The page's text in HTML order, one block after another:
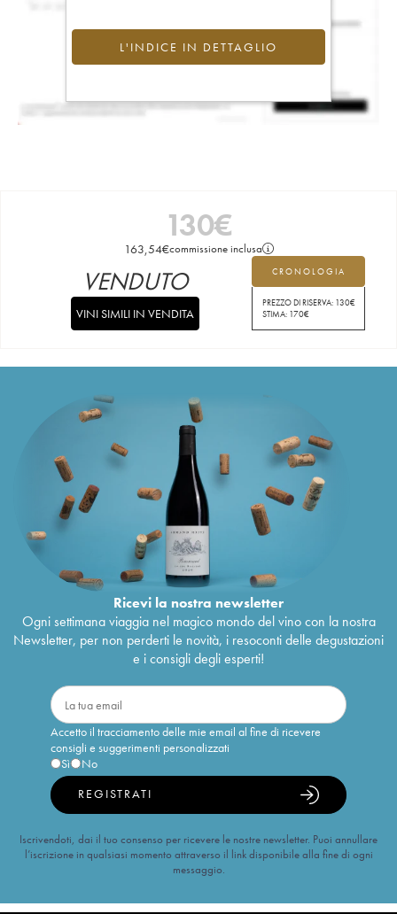
L'INDICE IN DETTAGLIO
130€
163,54€commissione inclusa
CRONOLOGIA
PREZZO DI RISERVA: 130€
STIMA: 170€
VENDUTO
VINI SIMILI IN VENDITA
Ricevi la nostra newsletter
Ogni settimana viaggia nel magico mondo del vino con la nostra
Newsletter, per non perderti le novità, i resoconti delle degustazioni
e i consigli degli esperti!
Accetto il tracciamento delle mie email al fine di ricevere
consigli e suggerimenti personalizzati
Sì
No
REGISTRATI
Iscrivendoti, dai il tuo consenso per ricevere le nostre newsletter. Puoi annullare
l’iscrizione in qualsiasi momento attraverso il link disponibile alla fine di ogni
messaggio.